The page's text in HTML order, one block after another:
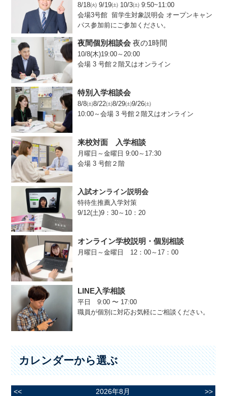
8/18㈫ 9/19㈯ 10/3㈯ 9:50~11:00
会場3号館 留学生対象説明会 オープンキャン
パス参加前にご参加ください。
夜間個別相談会夜の1時間
10/8(木)19:00～20:00
会場 3 号館２階又はオンライン
特別入学相談会
8/8㈯8/22㈯8/29㈯9/26㈯
10:00～会場 3 号館２階又はオンライン
来校対面 入学相談
月曜日～金曜日 9:00～17:30
会場 3 号館２階
入試オンライン説明会
特待生推薦入学対策
9/12(土)9：30～10：20
オンライン学校説明・個別相談
月曜日～金曜日 12：00～17：00
LINE入学相談
平日 9:00 〜 17:00
職員が個別に対応お気軽にご相談ください。
カレンダーから選ぶ
<< 2026年8月 >>